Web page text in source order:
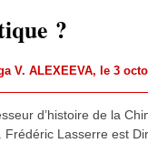
?
V. ALEXEEVA, le 3
d’histoire de la
Lasserre est